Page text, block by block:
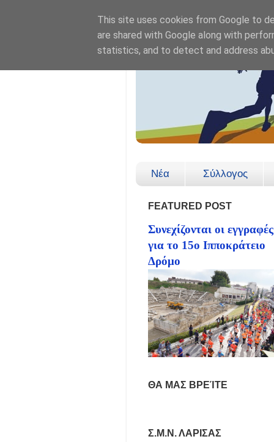
Νέα Σύλλογος
FEATURED POST
Συνεχίζονται οι εγγραφές
για το 15ο Ιπποκράτειο
Δρόμο
ΘΑ ΜΑΣ ΒΡΕΊΤΕ
Σ.Μ.Ν. ΛΑΡΙΣΑΣ
This site uses cookies from Google to
are shared with Google along with
statistics, and to detect and address